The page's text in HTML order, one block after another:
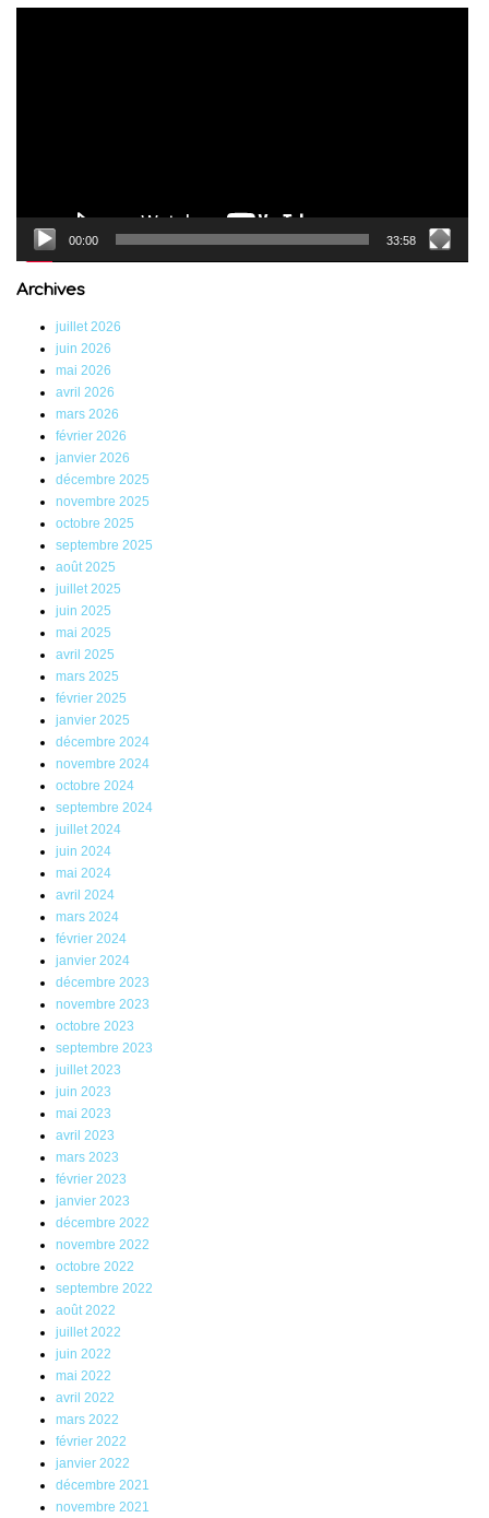
00:00 33:58
Archives
juillet 2026
juin 2026
mai 2026
avril 2026
mars 2026
février 2026
janvier 2026
décembre 2025
novembre 2025
octobre 2025
septembre 2025
août 2025
juillet 2025
juin 2025
mai 2025
avril 2025
mars 2025
février 2025
janvier 2025
décembre 2024
novembre 2024
octobre 2024
septembre 2024
juillet 2024
juin 2024
mai 2024
avril 2024
mars 2024
février 2024
janvier 2024
décembre 2023
novembre 2023
octobre 2023
septembre 2023
juillet 2023
juin 2023
mai 2023
avril 2023
mars 2023
février 2023
janvier 2023
décembre 2022
novembre 2022
octobre 2022
septembre 2022
août 2022
juillet 2022
juin 2022
mai 2022
avril 2022
mars 2022
février 2022
janvier 2022
décembre 2021
novembre 2021